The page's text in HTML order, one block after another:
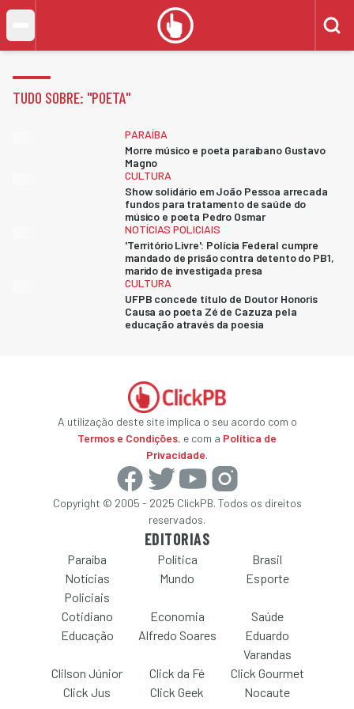
TUDO SOBRE: "POETA"
PARAÍBA
Morre músico e poeta paraibano Gustavo
Magno
CULTURA
Show solidário em João Pessoa arrecada
fundos para tratamento de saúde do
músico e poeta Pedro Osmar
NOTÍCIAS POLICIAIS
'Território Livre': Polícia Federal cumpre
mandado de prisão contra detento do PB1,
marido de investigada presa
CULTURA
UFPB concede título de Doutor Honoris
Causa ao poeta Zé de Cazuza pela
educação através da poesia
A utilização deste site implica o seu acordo com o
Termos e Condições, e com a Política de
Privacidade.
Copyright © 2005 - 2025 ClickPB. Todos os direitos
reservados.
EDITORIAS
Paraíba Política
Brasil
Notícias
Policiais
Mundo Esporte
Cotidiano Economia
Saúde
Educação
Alfredo Soares
Eduardo
Varandas
Clilson Júnior
Click da Fé
Click Gourmet
Click Jus
Click Geek Nocaute